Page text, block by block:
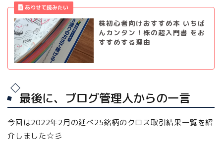
株初心者向けおすすめ本 いちば
んカンタン！株の超入門書 をお
すすめする理由
最後に、ブログ管理人からの一言
今回は2022年2月の延べ25銘柄のクロス取引結果一覧を紹
介しました☆彡